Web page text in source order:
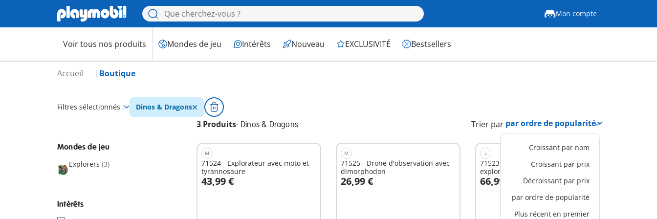
Mon compte
Voir tous nos produits Mondes de jeu Intérêts Nouveau EXCLUSIVITÉ Bestsellers
Accueil Boutique
Filtres sélectionnés : Dinos & Dragons
3 Produits- Dinos & Dragons Trier par
Croissant par nom
Croissant par prix
Décroissant par prix
par ordre de popularité
Plus récent en premier
Mondes de jeu
Explorers (3)
Intérêts
M
71524 - Explorateur avec moto et
tyrannosaure
43,99 €
Au panier
M
71525 - Drone d'observation avec
dimorphodon
26,99 €
Au panier
L
71523 - Campement des
explorateurs avec dinosaures
66,99 €
Au panier